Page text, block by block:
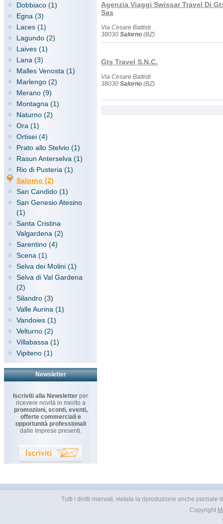
Dobbiaco (1)
Egna (3)
Laces (1)
Lagundo (2)
Laives (1)
Lana (3)
Malles Venosta (1)
Marlengo (2)
Merano (9)
Montagna (1)
Naturno (2)
Ora (1)
Ortisei (4)
Prato allo Stelvio (1)
Rasun Anterselva (1)
Rio di Pusteria (1)
Salorno (2)
San Candido (1)
San Genesio Atesino
(1)
Santa Cristina
Valgardena (2)
Sarentino (4)
Scena (1)
Selva dei Molini (1)
Selva di Val Gardena
(2)
Silandro (3)
Valle Aurina (1)
Vandoies (1)
Velturno (2)
Villabassa (1)
Vipiteno (1)
Newsletter
Iscriviti alla Newsletter per
ricevere novità in merito a
promozioni, sconti, eventi,
offerte commerciali e
opportunità professionali
dalle Imprese presenti.
Agenzia Viaggi Swissar Travel Di
Sas
Via Cesare Battisti
38030 Salorno (BZ)
Gts Travel S.N.C.
Via Cesare Battisti
38030 Salorno (BZ)
Tutti i diritti riservati, vietata la riproduzione anche parziale
Copyright